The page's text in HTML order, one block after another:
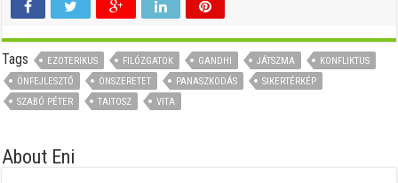
Tags EZOTERIKUS FILÓZGATOK GANDHI JÁTSZMA
KONFLIKTUS
ÖNFEJLESZTŐ
ÖNSZERETET PANASZKODÁS
SIKERTÉRKÉP
SZABÓ PÉTER
TAITOSZ VITA
About Eni